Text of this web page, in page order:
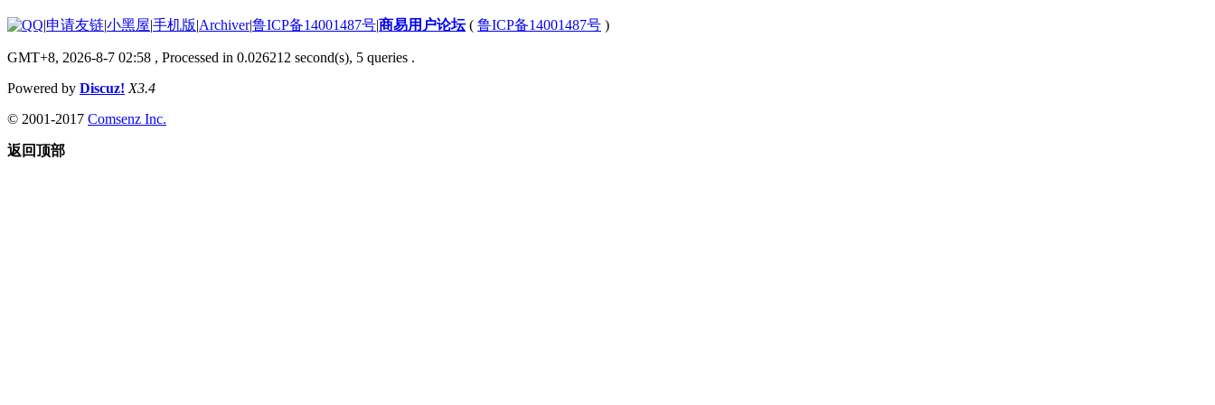
|申请友链|小黑屋|手机版|Archiver|鲁ICP备14001487号|商易用户论坛( 鲁ICP备14001487号 )
GMT+8, 2026-8-7 02:58 , Processed in 0.026212 second(s), 5 queries .
Powered by Discuz! X3.4
© 2001-2017 Comsenz Inc.
返回顶部